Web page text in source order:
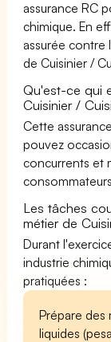
assurance RC
chimique. En
assurée contre
de Cuisinier /
Qu'est-ce qui
Cuisinier /
Cette
pouvez
concurrents et
Les tâches
métier de
Durant
industrie
pratiquées :
Prépare des
liquides